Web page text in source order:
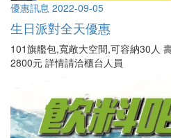
優惠訊息 2022-09-05
生日派對全天優惠
101旗艦包,寬敞大空間,可容納30人
2800元 詳情請洽櫃台人員